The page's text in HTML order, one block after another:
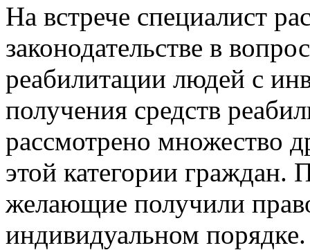
На встрече специалист
законодательстве в
реабилитации людей с
получения средств
рассмотрено множество
этой категории граждан.
желающие получили
индивидуальном порядке.